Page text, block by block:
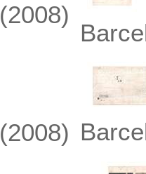
(2008)
(2008)